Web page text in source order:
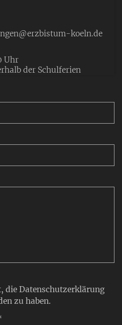
die Datenschutzerklärung
zu haben.
koeln.de
Uhr
der Schulferien